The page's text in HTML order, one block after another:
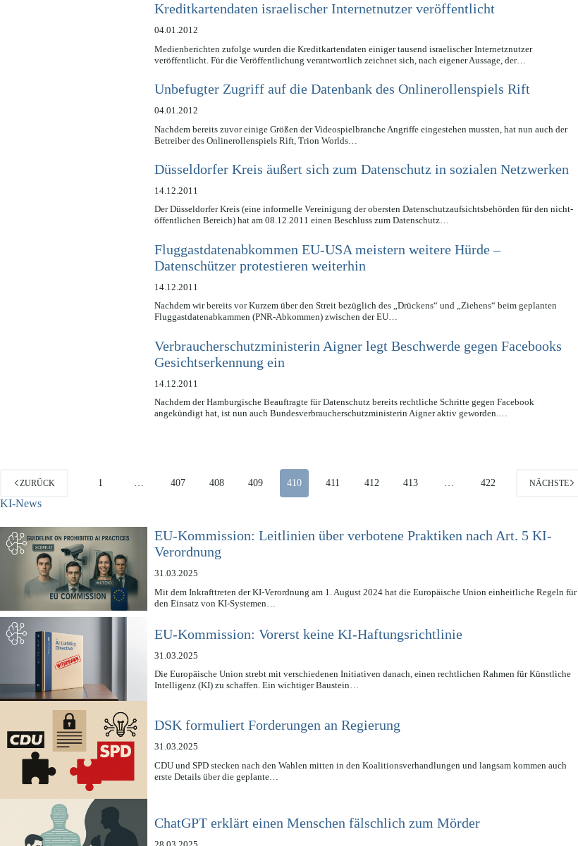
Kreditkartendaten israelischer Internetnutzer veröffentlicht
04.01.2012
Medienberichten zufolge wurden die Kreditkartendaten einiger tausend israelischer Internetznutzer
veröffentlicht. Für die Veröffentlichung verantwortlich zeichnet sich, nach eigener Aussage, der…
Unbefugter Zugriff auf die Datenbank des Onlinerollenspiels Rift
04.01.2012
Nachdem bereits zuvor einige Größen der Videospielbranche Angriffe eingestehen mussten, hat nun auch der
Betreiber des Onlinerollenspiels Rift, Trion Worlds…
Düsseldorfer Kreis äußert sich zum Datenschutz in sozialen Netzwerken
14.12.2011
Der Düsseldorfer Kreis (eine informelle Vereinigung der obersten Datenschutzaufsichtsbehörden für den nicht-
öffentlichen Bereich) hat am 08.12.2011 einen Beschluss zum Datenschutz…
Fluggastdatenabkommen EU-USA meistern weitere Hürde –
Datenschützer protestieren weiterhin
14.12.2011
Nachdem wir bereits vor Kurzem über den Streit bezüglich des „Drückens“ und „Ziehens“ beim geplanten
Fluggastdatenabkammen (PNR-Abkommen) zwischen der EU…
Verbraucherschutzministerin Aigner legt Beschwerde gegen Facebooks
Gesichtserkennung ein
14.12.2011
Nachdem der Hamburgische Beauftragte für Datenschutz bereits rechtliche Schritte gegen Facebook
angekündigt hat, ist nun auch Bundesverbraucherschutzministerin Aigner aktiv geworden.…
ZURÜCK 1 407 408 409 410 411 412 413 422 NÄCHSTE
KI-News
EU-Kommission: Leitlinien über verbotene Praktiken nach Art. 5 KI-
Verordnung
31.03.2025
Mit dem Inkrafttreten der KI-Verordnung am 1. August 2024 hat die Europäische Union einheitliche Regeln für
den Einsatz von KI-Systemen…
EU-Kommission: Vorerst keine KI-Haftungsrichtlinie
31.03.2025
Die Europäische Union strebt mit verschiedenen Initiativen danach, einen rechtlichen Rahmen für Künstliche
Intelligenz (KI) zu schaffen. Ein wichtiger Baustein…
DSK formuliert Forderungen an Regierung
31.03.2025
CDU und SPD stecken nach den Wahlen mitten in den Koalitionsverhandlungen und langsam kommen auch
erste Details über die geplante…
ChatGPT erklärt einen Menschen fälschlich zum Mörder